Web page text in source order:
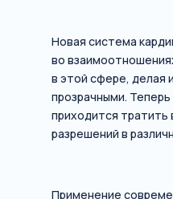
Новая система
во
в этой сфере, делая
прозрачными.
приходится тратить
разрешений в
Применение